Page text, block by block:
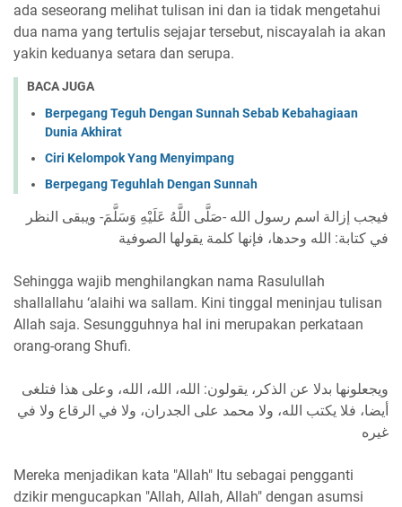
ada seseorang melihat tulisan ini dan ia tidak mengetahui
dua nama yang tertulis sejajar tersebut, niscayalah ia akan
yakin keduanya setara dan serupa.
BACA JUGA
Berpegang Teguh Dengan Sunnah Sebab Kebahagiaan
Dunia Akhirat
Ciri Kelompok Yang Menyimpang
Berpegang Teguhlah Dengan Sunnah
فيجب إزالة اسم رسول الله -صَلَّى اللَّهُ عَلَيْهِ وَسَلَّمَ- ويبقى النظر
في كتابة: الله وحدها، فإنها كلمة يقولها الصوفية
Sehingga wajib menghilangkan nama Rasulullah
shallallahu ‘alaihi wa sallam. Kini tinggal meninjau tulisan
Allah saja. Sesungguhnya hal ini merupakan perkataan
orang-orang Shufi.
ويجعلونها بدلا عن الذكر، يقولون: الله، الله، الله، وعلى هذا فتلغى
أيضا، فلا يكتب الله، ولا محمد على الجدران، ولا في الرقاع ولا في
غيره
Mereka menjadikan kata "Allah" Itu sebagai pengganti
dzikir mengucapkan "Allah, Allah, Allah" dengan asumsi